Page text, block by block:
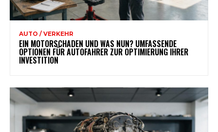
AUTO / VERKEHR
EIN MOTORSCHADEN UND WAS NUN? UMFASSENDE
OPTIONEN FÜR AUTOFAHRER ZUR OPTIMIERUNG IHRER
INVESTITION